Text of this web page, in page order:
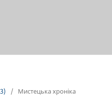
/ Мистецька хроніка